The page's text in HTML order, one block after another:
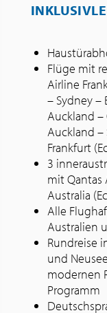
Flüge mit
Airline
– Sydney –
Auckland
Auckland –
Frankfurt
3
mit Qantas
Australia
Alle
Australien
Rundreise
und
modernen
Programm